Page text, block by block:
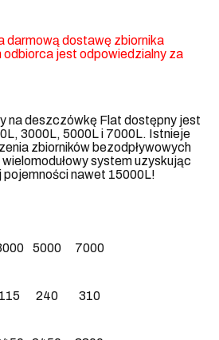
darmową dostawę zbiornika
odbiorca jest odpowiedzialny za
na deszczówkę Flat dostępny jest
3000L, 5000L i 7000L. Istnieje
zbiorników bezodpływowych
system uzyskując
pojemności nawet 15000L!
5000 7000
115 240 310